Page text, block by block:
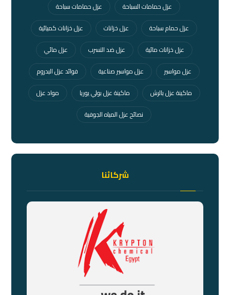
عزل حمامات السباحة
عزل حمامات سباحة
عزل حمام سباحة
عزل خزانات
عزل خزانات كميائية
عزل خزانات مائية
عزل ضد التسرب
عزل مائي
عزل مواسير
عزل مواسير صناعية
فوائد عزل البدروم
ماكينة عزل بالرش
ماكينة عزل بولي يوريا
مواد عزل
نصائح عزل المياه الجوفية
شركائنا